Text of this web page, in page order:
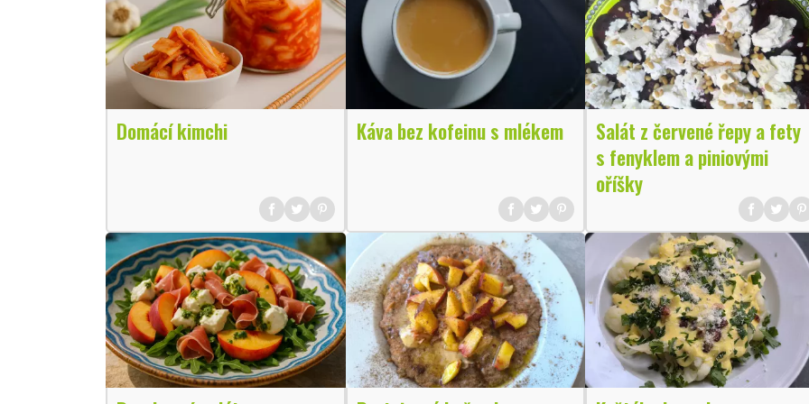
Domácí kimchi Káva bez kofeinu s mlékem
Salát z červené řepy a fety
s fenyklem a piniovými
oříšky